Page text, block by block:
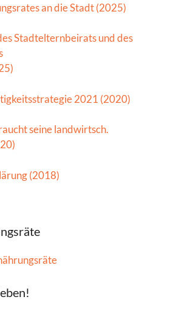
an die Stadt (2025)
Stadtelternbeirats und des
2021 (2020)
seine landwirtsch.
(2018)